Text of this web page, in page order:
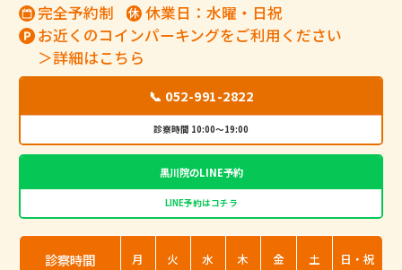
完全予約制
休業日：水曜・日祝
お近くのコインパーキングをご利用ください
＞詳細はこちら
📞 052-991-2822
診察時間 10:00～19:00
黒川院のLINE予約
LINE予約はコチラ
診察時間 月 火 水 木 金 土 日・祝